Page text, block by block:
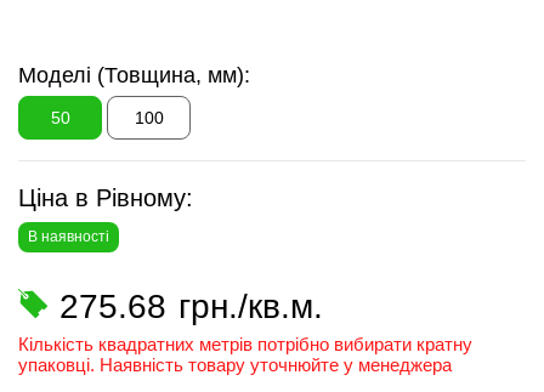
Моделі (Товщина, мм):
50 100
Ціна в Рівному:
В наявності
275.68 грн./кв.м.
Кількість квадратних метрів потрібно вибирати кратну
упаковці. Наявність товару уточнюйте у менеджера